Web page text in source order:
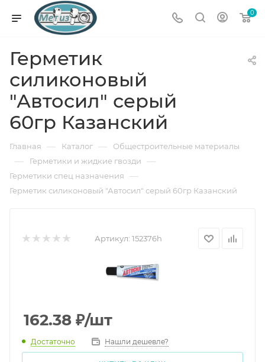
0
Герметик
силиконовый
"Автосил" серый
60гр Казанский
Главная — Каталог — Общестроительные материалы
— Герметики и жидкие гвозди —
Герметики спец назначения —
Герметик силиконовый "Автосил" серый 60гр Казанский
Артикул: 152376h
162.38 ₽/шт
Достаточно Нашли дешевле?